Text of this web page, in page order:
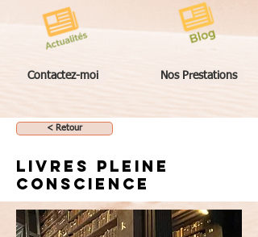
Contactez-moi Nos Prestations
< Retour
Livres pleine
conscience